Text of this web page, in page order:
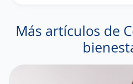
Más artículos de